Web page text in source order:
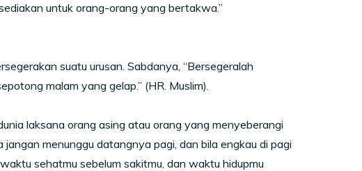
untuk orang-orang yang bertakwa.”
suatu urusan. Sabdanya, “Bersegeralah
malam yang gelap.” (HR. Muslim).
laksana orang asing atau orang yang menyeberangi
jangan menunggu datangnya pagi, dan bila engkau di pagi
sehatmu sebelum sakitmu, dan waktu hidupmu